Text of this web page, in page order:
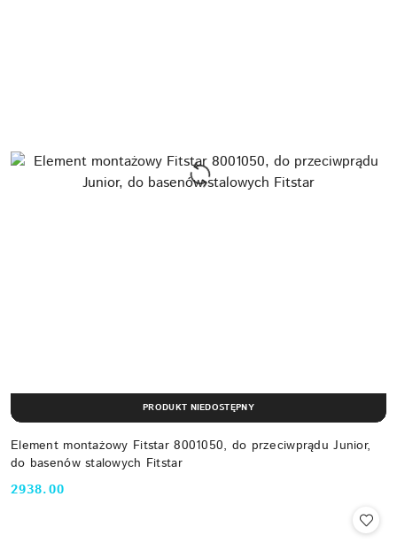
Element montażowy Fitstar 8001050, do przeciwprądu Junior,
do basenów stalowych Fitstar
Cena:
2938.00
PRODUKT NIEDOSTĘPNY